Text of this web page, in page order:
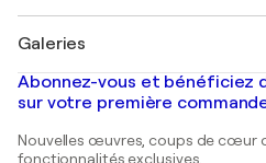
Banksy
Mr. Brainwash
Shepard Fairey
Tableaux abstraits à vendre
Peintures de paysage
Estampes
Peintures acryliques
Galeries
Galeries d'art en France
Galeries d'art en Belgique
Abonnez-vous et bénéficiez
sur votre première
Nouvelles œuvres, coups de cœur
fonctionnalités exclusives.